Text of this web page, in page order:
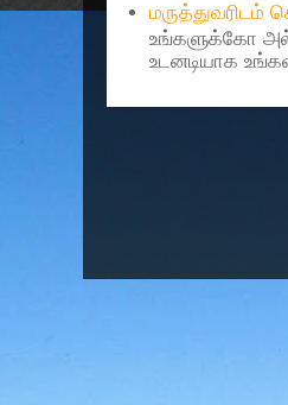
மருத்துவரிடம்
உங்களுக்கோ
உடனடியாக